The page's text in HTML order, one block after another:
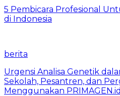
5 Pembicara Profesional
di Indonesia
berita
Urgensi Analisa Genetik
Sekolah, Pesantren, dan
Menggunakan PRIMAGEN.id